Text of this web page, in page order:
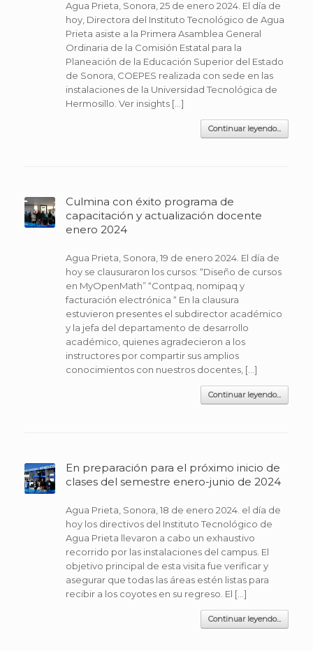
Agua Prieta, Sonora, 25 de enero 2024. El día de
hoy, Directora del Instituto Tecnológico de Agua
Prieta asiste a la Primera Asamblea General
Ordinaria de la Comisión Estatal para la
Planeación de la Educación Superior del Estado
de Sonora, COEPES realizada con sede en las
instalaciones de la Universidad Tecnológica de
Hermosillo. Ver insights […]
Continuar leyendo...
Culmina con éxito programa de
capacitación y actualización docente
enero 2024
Agua Prieta, Sonora, 19 de enero 2024. El día de
hoy se clausuraron los cursos: “Diseño de cursos
en MyOpenMath” “Contpaq, nomipaq y
facturación electrónica “ En la clausura
estuvieron presentes el subdirector académico
y la jefa del departamento de desarrollo
académico, quienes agradecieron a los
instructores por compartir sus amplios
conocimientos con nuestros docentes, […]
Continuar leyendo...
En preparación para el próximo inicio de
clases del semestre enero-junio de 2024
Agua Prieta, Sonora, 18 de enero 2024. el día de
hoy los directivos del Instituto Tecnológico de
Agua Prieta llevaron a cabo un exhaustivo
recorrido por las instalaciones del campus. El
objetivo principal de esta visita fue verificar y
asegurar que todas las áreas estén listas para
recibir a los coyotes en su regreso. El […]
Continuar leyendo...